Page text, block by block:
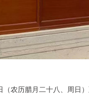
农历腊月二十八、周日